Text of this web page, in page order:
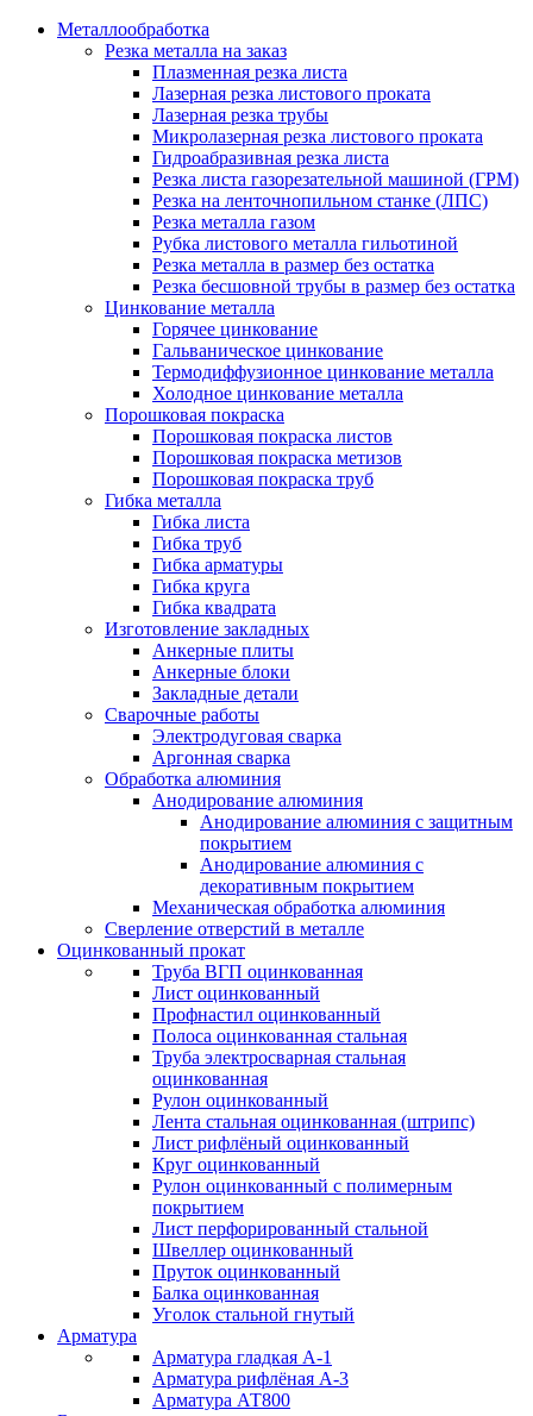
Металлообработка
Резка металла на заказ
Плазменная резка листа
Лазерная резка листового проката
Лазерная резка трубы
Микролазерная резка листового проката
Гидроабразивная резка листа
Резка листа газорезательной машиной (ГРМ)
Резка на ленточнопильном станке (ЛПС)
Резка металла газом
Рубка листового металла гильотиной
Резка металла в размер без остатка
Резка бесшовной трубы в размер без остатка
Цинкование металла
Горячее цинкование
Гальваническое цинкование
Термодиффузионное цинкование металла
Холодное цинкование металла
Порошковая покраска
Порошковая покраска листов
Порошковая покраска метизов
Порошковая покраска труб
Гибка металла
Гибка листа
Гибка труб
Гибка арматуры
Гибка круга
Гибка квадрата
Изготовление закладных
Анкерные плиты
Анкерные блоки
Закладные детали
Сварочные работы
Электродуговая сварка
Аргонная сварка
Обработка алюминия
Анодирование алюминия
Анодирование алюминия с защитным
покрытием
Анодирование алюминия с
декоративным покрытием
Механическая обработка алюминия
Сверление отверстий в металле
Оцинкованный прокат
Труба ВГП оцинкованная
Лист оцинкованный
Профнастил оцинкованный
Полоса оцинкованная стальная
Труба электросварная стальная
оцинкованная
Рулон оцинкованный
Лента стальная оцинкованная (штрипс)
Лист рифлёный оцинкованный
Круг оцинкованный
Рулон оцинкованный с полимерным
покрытием
Лист перфорированный стальной
Швеллер оцинкованный
Пруток оцинкованный
Балка оцинкованная
Уголок стальной гнутый
Арматура
Арматура гладкая А-1
Арматура рифлёная А-3
Арматура АТ800